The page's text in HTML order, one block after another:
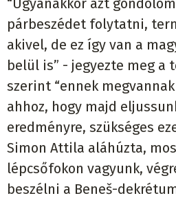
“Ugyanakkor azt
párbeszédet folytatni,
akivel, de ez így van a
belül is” - jegyezte meg a
szerint “ennek
ahhoz, hogy majd
eredményre, szükséges
Simon Attila aláhúzta,
lépcsőfokon vagyunk,
beszélni a Beneš-